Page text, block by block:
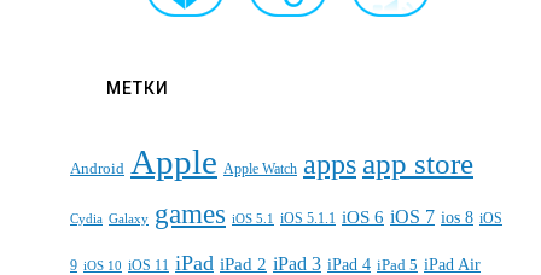
МЕТКИ
Android Apple Apple Watch apps app store
Cydia Galaxy games iOS 5.1 iOS 5.1.1 iOS 6 iOS 7 ios 8 iOS
9 iOS 10 iOS 11 iPad iPad 2 iPad 3 iPad 4 iPad 5 iPad Air